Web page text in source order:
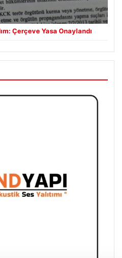
Çerçeve Yasa Onaylandı